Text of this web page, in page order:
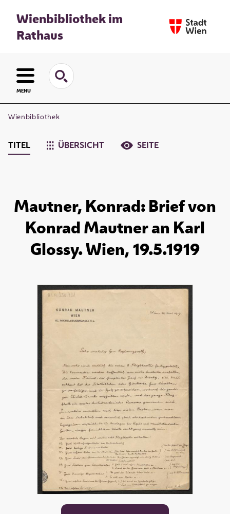
Wienbibliothek im
Rathaus
MENU
Wienbibliothek
TITEL ÜBERSICHT SEITE
Mautner, Konrad: Brief von
Konrad Mautner an Karl
Glossy. Wien, 19.5.1919